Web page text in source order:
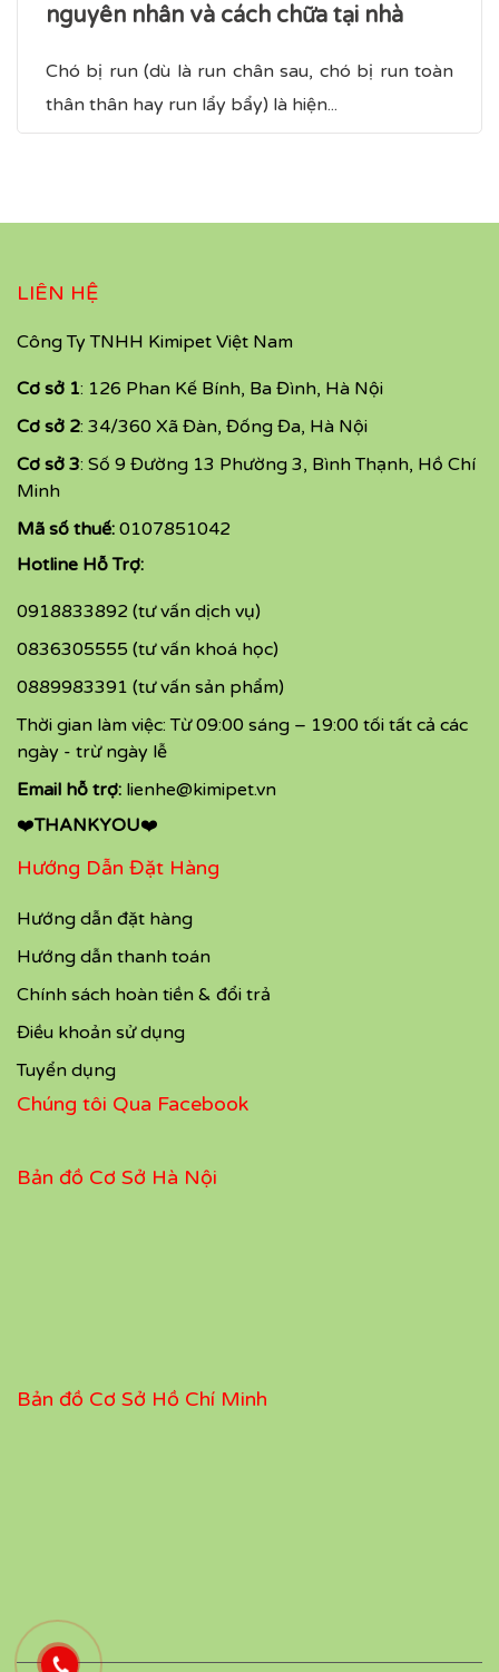
nguyên nhân và cách chữa tại nhà
Chó bị run (dù là run chân sau, chó bị run toàn
thân​ thân hay run lẩy bẩy) là hiện...
LIÊN HỆ
Công Ty TNHH Kimipet Việt Nam
Cơ sở 1: 126 Phan Kế Bính, Ba Đình, Hà Nội
Cơ sở 2: 34/360 Xã Đàn, Đống Đa, Hà Nội
Cơ sở 3: Số 9 Đường 13 Phường 3, Bình Thạnh, Hồ Chí
Minh
Mã số thuế: 0107851042
Hotline Hỗ Trợ:
0918833892 (tư vấn dịch vụ)
0836305555 (tư vấn khoá học)
0889983391 (tư vấn sản phẩm)
Thời gian làm việc: Từ 09:00 sáng – 19:00 tối tất cả các
ngày - trừ ngày lễ
Email hỗ trợ: lienhe@kimipet.vn
❤️THANKYOU❤️
Hướng Dẫn Đặt Hàng
Hướng dẫn đặt hàng
Hướng dẫn thanh toán
Chính sách hoàn tiền & đổi trả
Điều khoản sử dụng
Tuyển dụng
Chúng tôi Qua Facebook
Bản đồ Cơ Sở Hà Nội
Bản đồ Cơ Sở Hồ Chí Minh